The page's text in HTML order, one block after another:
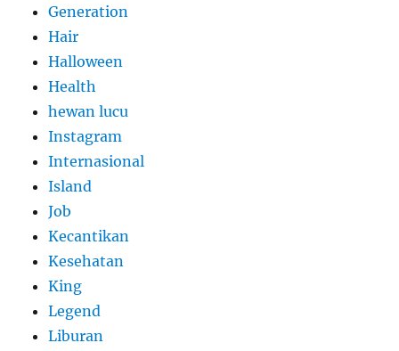
Generation
Hair
Halloween
Health
hewan lucu
Instagram
Internasional
Island
Job
Kecantikan
Kesehatan
King
Legend
Liburan